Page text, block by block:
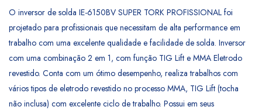
O inversor de solda IE-6150BV SUPER TORK PROFISSIONAL foi
projetado para profissionais que necessitam de alta performance em
trabalho com uma excelente qualidade e facilidade de solda. Inversor
com uma combinação 2 em 1, com função TIG Lift e MMA Eletrodo
revestido. Conta com um ótimo desempenho, realiza trabalhos com
vários tipos de eletrodo revestido no processo MMA, TIG Lift (tocha
não inclusa) com excelente ciclo de trabalho. Possui em seus